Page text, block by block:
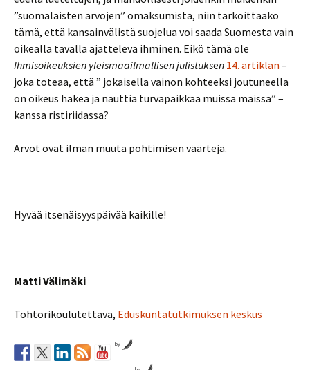
”suomalaisten arvojen” omaksumista, niin tarkoittaako
tämä, että kansainvälistä suojelua voi saada Suomesta vain
oikealla tavalla ajatteleva ihminen. Eikö tämä ole
Ihmisoikeuksien yleismaailmallisen julistuksen 14. artiklan –
joka toteaa, että ” jokaisella vainon kohteeksi joutuneella
on oikeus hakea ja nauttia turvapaikkaa muissa maissa” –
kanssa ristiriidassa?
Arvot ovat ilman muuta pohtimisen väärtejä.
Hyvää itsenäisyyspäivää kaikille!
Matti Välimäki
Tohtorikoulutettava, Eduskuntatutkimuksen keskus
by